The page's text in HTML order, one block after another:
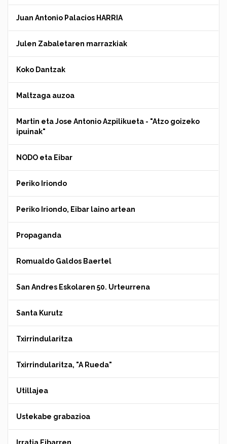
Juan Antonio Palacios HARRIA
Julen Zabaletaren marrazkiak
Koko Dantzak
Maltzaga auzoa
Martin eta Jose Antonio Azpilikueta - "Atzo goizeko
ipuinak"
NODO eta Eibar
Periko Iriondo
Periko Iriondo, Eibar laino artean
Propaganda
Romualdo Galdos Baertel
San Andres Eskolaren 50. Urteurrena
Santa Kurutz
Txirrindularitza
Txirrindularitza, "A Rueda"
Utillajea
Ustekabe grabazioa